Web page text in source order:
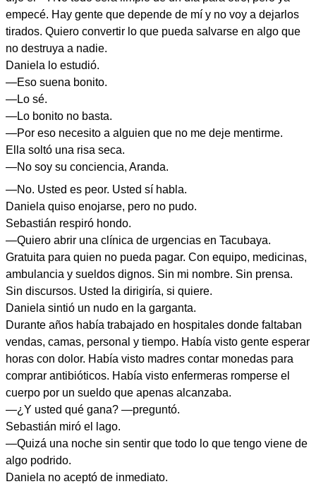
empecé. Hay gente que depende de mí y no voy a dejarlos
tirados. Quiero convertir lo que pueda salvarse en algo que
no destruya a nadie.
Daniela lo estudió.
—Eso suena bonito.
—Lo sé.
—Lo bonito no basta.
—Por eso necesito a alguien que no me deje mentirme.
Ella soltó una risa seca.
—No soy su conciencia, Aranda.
—No. Usted es peor. Usted sí habla.
Daniela quiso enojarse, pero no pudo.
Sebastián respiró hondo.
—Quiero abrir una clínica de urgencias en Tacubaya.
Gratuita para quien no pueda pagar. Con equipo, medicinas,
ambulancia y sueldos dignos. Sin mi nombre. Sin prensa.
Sin discursos. Usted la dirigiría, si quiere.
Daniela sintió un nudo en la garganta.
Durante años había trabajado en hospitales donde faltaban
vendas, camas, personal y tiempo. Había visto gente esperar
horas con dolor. Había visto madres contar monedas para
comprar antibióticos. Había visto enfermeras romperse el
cuerpo por un sueldo que apenas alcanzaba.
—¿Y usted qué gana? —preguntó.
Sebastián miró el lago.
—Quizá una noche sin sentir que todo lo que tengo viene de
algo podrido.
Daniela no aceptó de inmediato.